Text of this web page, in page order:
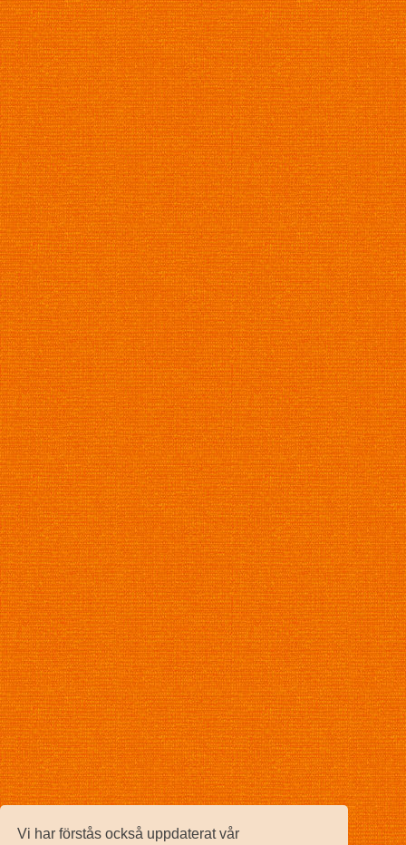
Vi har förstås också uppdaterat vår